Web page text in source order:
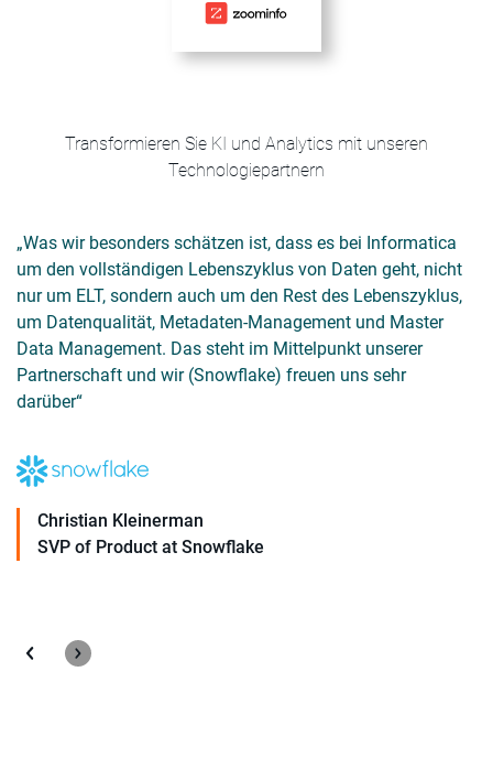
Transformieren Sie KI und Analytics mit unseren
Technologiepartnern
„Was wir besonders schätzen ist, dass es bei Informatica
um den vollständigen Lebenszyklus von Daten geht, nicht
nur um ELT, sondern auch um den Rest des Lebenszyklus,
um Datenqualität, Metadaten-Management und Master
Data Management. Das steht im Mittelpunkt unserer
Partnerschaft und wir (Snowflake) freuen uns sehr
darüber“
Christian Kleinerman
SVP of Product at Snowflake